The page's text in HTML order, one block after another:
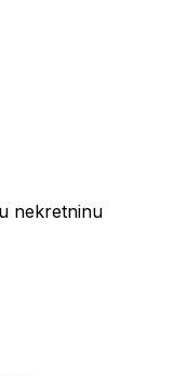
nekretninu